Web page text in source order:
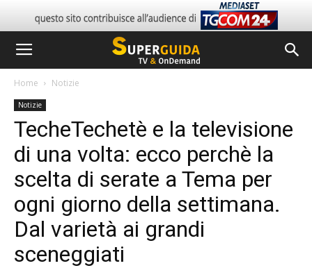
Home Notizie
Notizie
TecheTechetè e la televisione
di una volta: ecco perchè la
scelta di serate a Tema per
ogni giorno della settimana.
Dal varietà ai grandi
sceneggiati